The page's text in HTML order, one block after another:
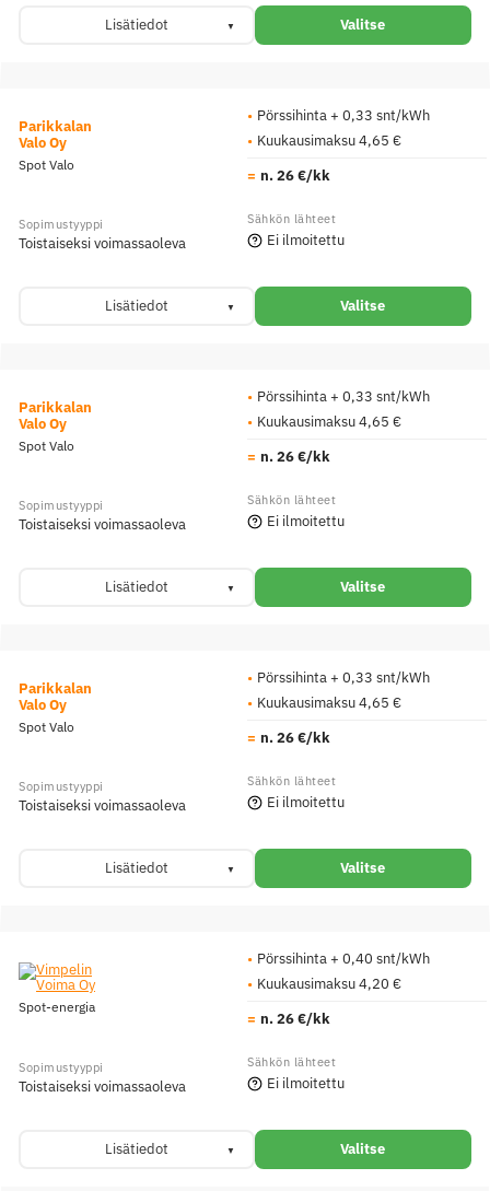
Lisätiedot Valitse
Parikkalan
Valo Oy
Spot Valo
Pörssihinta + 0,33 snt/kWh
Kuukausimaksu 4,65 €
n. 26 €/kk
Toistaiseksi voimassaoleva Ei ilmoitettu
Lisätiedot Valitse
Parikkalan
Valo Oy
Spot Valo
Pörssihinta + 0,33 snt/kWh
Kuukausimaksu 4,65 €
n. 26 €/kk
Toistaiseksi voimassaoleva Ei ilmoitettu
Lisätiedot Valitse
Parikkalan
Valo Oy
Spot Valo
Pörssihinta + 0,33 snt/kWh
Kuukausimaksu 4,65 €
n. 26 €/kk
Toistaiseksi voimassaoleva Ei ilmoitettu
Lisätiedot Valitse
Spot-energia
Pörssihinta + 0,40 snt/kWh
Kuukausimaksu 4,20 €
n. 26 €/kk
Toistaiseksi voimassaoleva Ei ilmoitettu
Lisätiedot Valitse